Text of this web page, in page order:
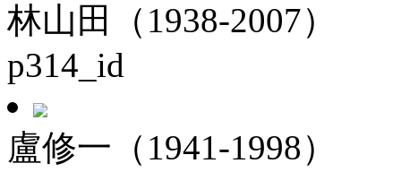
林山田（1938-2007）
p314_id
盧修一（1941-1998）